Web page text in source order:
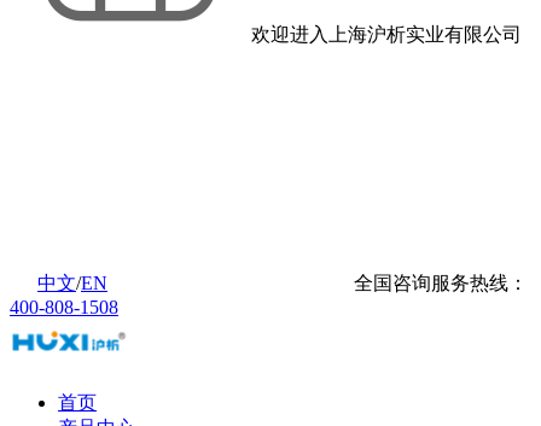
欢迎进入上海沪析实业有限公司
中文/EN
全国咨询服务热线：
400-808-1508
首页